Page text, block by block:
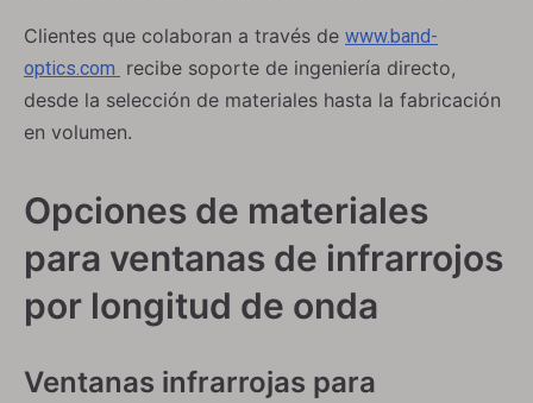
Clientes que colaboran a través de www.band-
optics.com recibe soporte de ingeniería directo,
desde la selección de materiales hasta la fabricación
en volumen.
Opciones de materiales
para ventanas de infrarrojos
por longitud de onda
Ventanas infrarrojas para